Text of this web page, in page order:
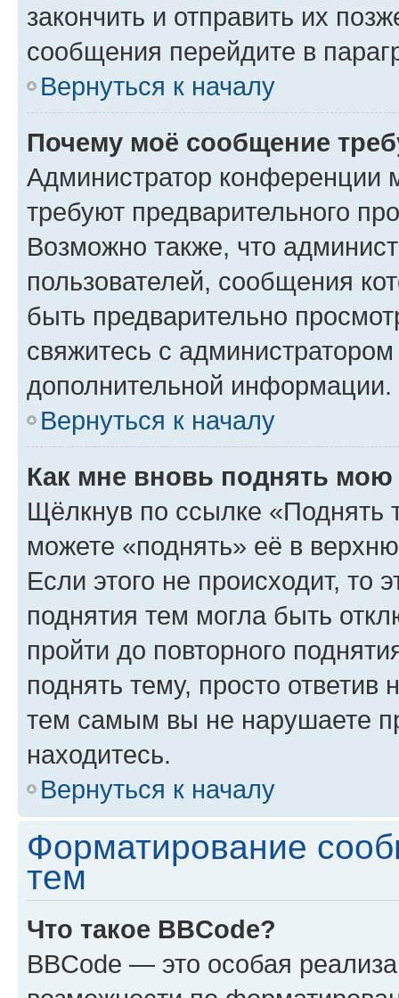
закончить и отправить их
сообщения перейдите в
Вернуться к началу
Почему моё сообщение
Администратор конференции
требуют предварительного
Возможно также, что
пользователей, сообщения
быть предварительно
свяжитесь с
дополнительной информации.
Вернуться к началу
Как мне вновь поднять мою
Щёлкнув по ссылке «Поднять
можете «поднять» её в
Если этого не происходит, то
поднятия тем могла быть
пройти до повторного
поднять тему, просто ответив
тем самым вы не нарушаете
находитесь.
Вернуться к началу
Форматирование
тем
Что такое BBCode?
BBCode — это особая